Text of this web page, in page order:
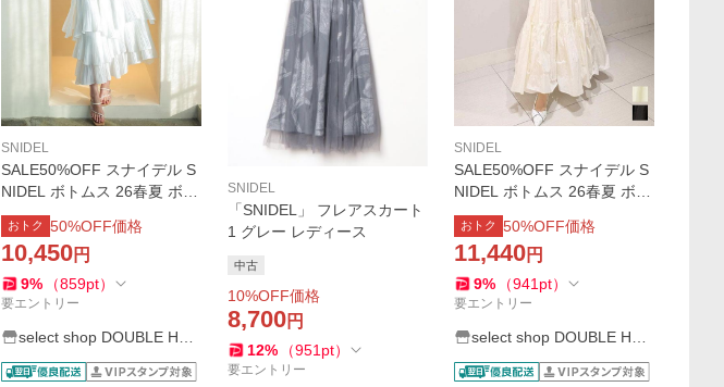
SNIDEL
SALE50%OFF スナイデル S
NIDEL ボトムス 26春夏 ボリ
ュームティアードスカート
マキシ丈 フレア swfs262128
おトク 50%OFF価格
10,450円
9% （859pt）
要エントリー
select shop DOUBLE HEA
RT
SNIDEL
「SNIDEL」 フレアスカート
1 グレー レディース
中古
10%OFF価格
8,700円
12% （951 pt）
要エントリー
SNIDEL
SALE50%OFF スナイデル S
NIDEL ボトムス 26春夏 ボリ
ュームフレアスカート ロン
グ丈 フリル swfs261239
おトク 50%OFF価格
11,440円
9% （941 pt）
要エントリー
select shop DOUBLE HEA
RT